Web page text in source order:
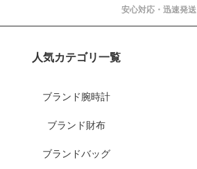
安心対応・迅速発送
人気カテゴリ一覧
ブランド腕時計
ブランド財布
ブランドバッグ